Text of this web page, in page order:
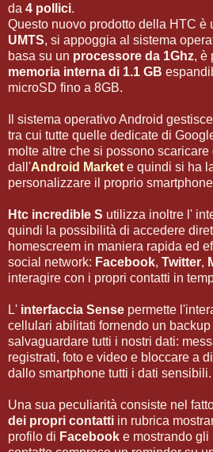
da 4 pollici.
Questo nuovo prodotto della HTC è
UMTS, si appoggia al sistema
basa su un processore da 1Ghz, è
memoria interna di 1.1 GB
microSD fino a 8GB.
Il sistema operativo Android
tra cui tutte quelle dedicate di
molte altre che si possono scaricare
dall'Android Market e quindi si ha
personalizzare il proprio
Htc incredible S utilizza inoltre l'
quindi la possibilità di accedere
homescreem in maniera rapida ed
social network: Facebook, Twitter,
interagire con i propri contatti in
L' interfaccia Sense permette
cellulari abilitati fornendo un
salvaguardare tutti i nostri dati:
registrati, foto e video e bloccare a
dallo smartphone tutti i dati sensibili.
Una sua peculiarità consiste nel
dei propri contatti in rubrica
profilo di Facebook e mostrando gli